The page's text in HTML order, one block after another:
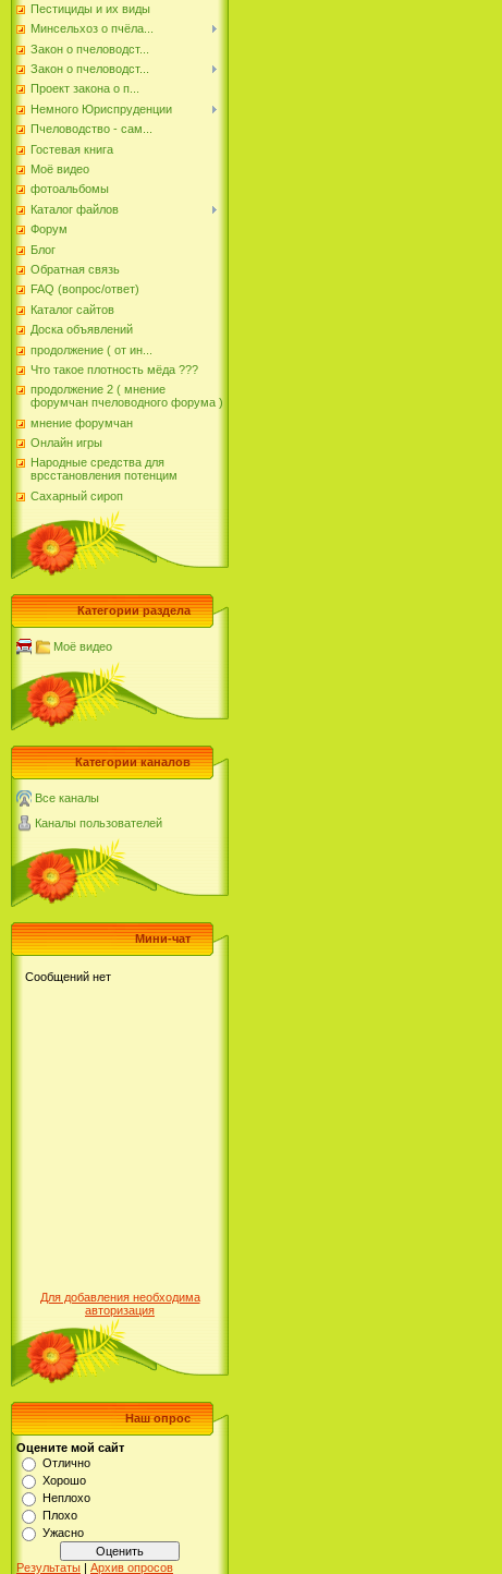
Пестициды и их виды
Минсельхоз о пчёла...
Закон о пчеловодст...
Закон о пчеловодст...
Проект закона о п...
Немного Юриспруденции
Пчеловодство - сам...
Гостевая книга
Моё видео
фотоальбомы
Каталог файлов
Форум
Блог
Обратная связь
FAQ (вопрос/ответ)
Каталог сайтов
Доска объявлений
продолжение ( от ин...
Что такое плотность мёда ???
продолжение 2 ( мнение
форумчан пчеловодного форума )
мнение форумчан
Онлайн игры
Народные средства для
врсстановления потенцим
Сахарный сироп
Категории раздела
Моё видео
Категории каналов
Все каналы
Каналы пользователей
Мини-чат
Для добавления необходима
авторизация
Наш опрос
Оцените мой сайт
Отлично
Хорошо
Неплохо
Плохо
Ужасно
Результаты | Архив опросов